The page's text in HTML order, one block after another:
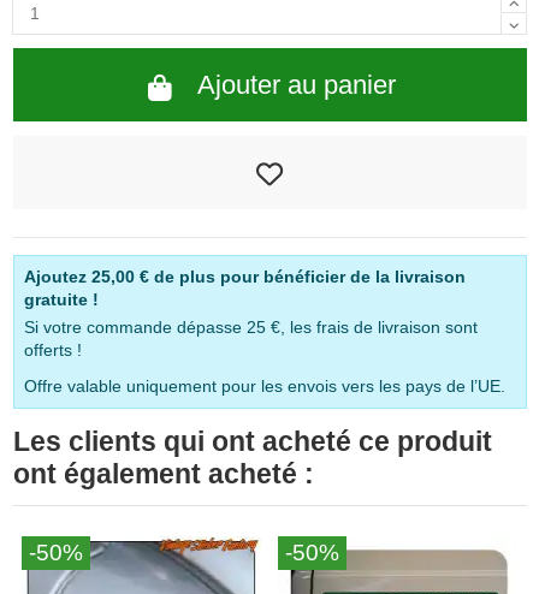
Ajouter au panier
Ajoutez 25,00 €de plus pour bénéficier de la livraison
gratuite !
Si votre commande dépasse 25 €, les frais de livraison sont
offerts !
Offre valable uniquement pour les envois vers les pays de l’UE.
Les clients qui ont acheté ce produit
ont également acheté :
-50% -50%